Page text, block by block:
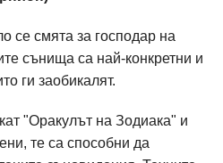
се смята за господар на
сънища са най-конкретни и
ги заобикалят.
"Оракулът на Зодиака" и
те са способни да